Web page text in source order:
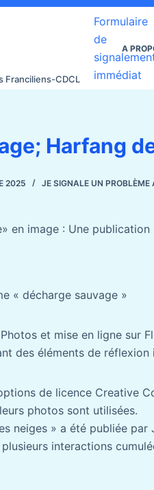
Franciliens-CDCL
Formulaire
de
immédiat
A
Harfang
2025 JE SIGNALE UN PROBLÈME
en image : Une publication
« décharge sauvage »
et mise en ligne sur
des éléments de réflexion
de licence Creative
photos sont utilisées.
neiges » a été publiée par
interactions